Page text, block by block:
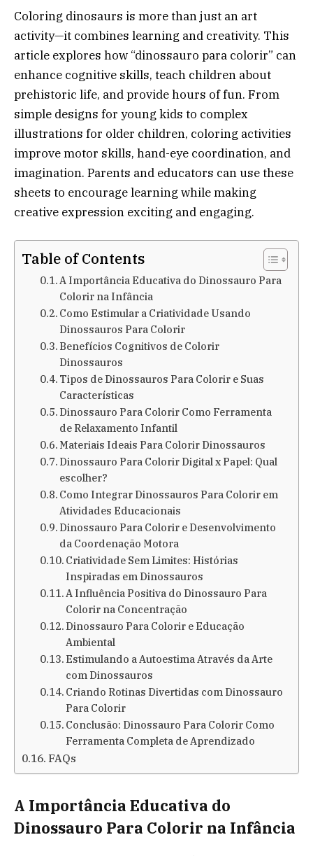
Coloring dinosaurs is more than just an art
activity—it combines learning and creativity. This
article explores how “dinossauro para colorir” can
enhance cognitive skills, teach children about
prehistoric life, and provide hours of fun. From
simple designs for young kids to complex
illustrations for older children, coloring activities
improve motor skills, hand-eye coordination, and
imagination. Parents and educators can use these
sheets to encourage learning while making
creative expression exciting and engaging.
Table of Contents
A Importância Educativa do Dinossauro Para
Colorir na Infância
Como Estimular a Criatividade Usando
Dinossauros Para Colorir
Benefícios Cognitivos de Colorir
Dinossauros
Tipos de Dinossauros Para Colorir e Suas
Características
Dinossauro Para Colorir Como Ferramenta
de Relaxamento Infantil
Materiais Ideais Para Colorir Dinossauros
Dinossauro Para Colorir Digital x Papel: Qual
escolher?
Como Integrar Dinossauros Para Colorir em
Atividades Educacionais
Dinossauro Para Colorir e Desenvolvimento
da Coordenação Motora
Criatividade Sem Limites: Histórias
Inspiradas em Dinossauros
A Influência Positiva do Dinossauro Para
Colorir na Concentração
Dinossauro Para Colorir e Educação
Ambiental
Estimulando a Autoestima Através da Arte
com Dinossauros
Criando Rotinas Divertidas com Dinossauro
Para Colorir
Conclusão: Dinossauro Para Colorir Como
Ferramenta Completa de Aprendizado
FAQs
A Importância Educativa do
Dinossauro Para Colorir na Infância